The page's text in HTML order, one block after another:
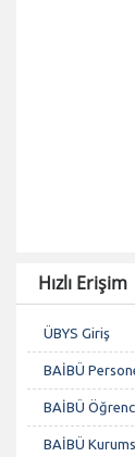
Hızlı Erişim
ÜBYS Giriş
BAİBÜ
BAİBÜ
BAİBÜ